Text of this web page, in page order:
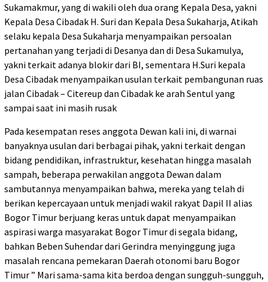
Sukamakmur, yang di wakili oleh dua orang Kepala Desa, yakni
Kepala Desa Cibadak H. Suri dan Kepala Desa Sukaharja, Atikah
selaku kepala Desa Sukaharja menyampaikan persoalan
pertanahan yang terjadi di Desanya dan di Desa Sukamulya,
yakni terkait adanya blokir dari BI, sementara H.Suri kepala
Desa Cibadak menyampaikan usulan terkait pembangunan ruas
jalan Cibadak – Citereup dan Cibadak ke arah Sentul yang
sampai saat ini masih rusak
Pada kesempatan reses anggota Dewan kali ini, di warnai
banyaknya usulan dari berbagai pihak, yakni terkait dengan
bidang pendidikan, infrastruktur, kesehatan hingga masalah
sampah, beberapa perwakilan anggota Dewan dalam
sambutannya menyampaikan bahwa, mereka yang telah di
berikan kepercayaan untuk menjadi wakil rakyat Dapil II alias
Bogor Timur berjuang keras untuk dapat menyampaikan
aspirasi warga masyarakat Bogor Timur di segala bidang,
bahkan Beben Suhendar dari Gerindra menyinggung juga
masalah rencana pemekaran Daerah otonomi baru Bogor
Timur ” Mari sama-sama kita berdoa dengan sungguh-sungguh,